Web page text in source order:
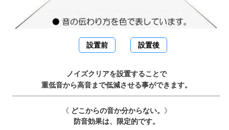
設置前 設置後
ノイズクリアを設置することで
重低音から高音まで低減させる事ができます。
《 どこからの音か分からない。 》
防音効果は、限定的です。